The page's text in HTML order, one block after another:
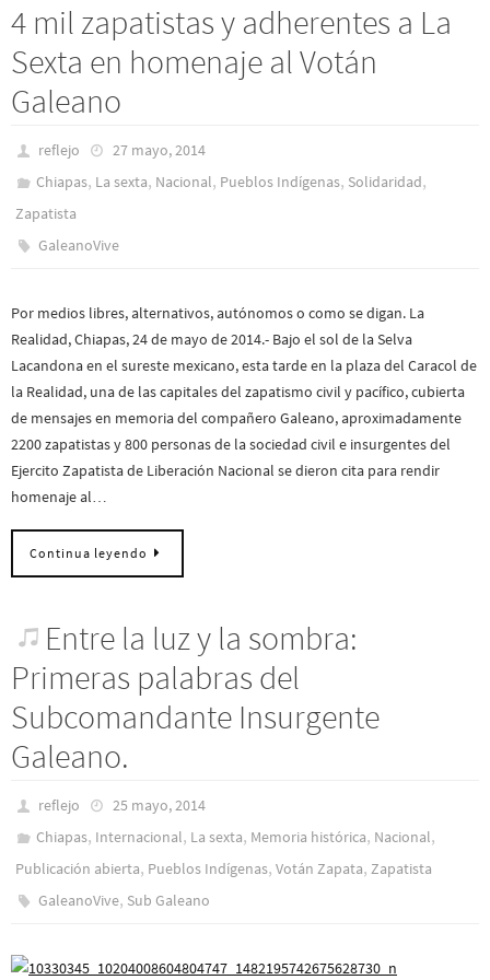
4 mil zapatistas y adherentes a La
Sexta en homenaje al Votán
Galeano
reflejo
27 mayo, 2014
Chiapas, La sexta, Nacional, Pueblos Indí­genas, Solidaridad,
Zapatista
GaleanoVive
Por medios libres, alternativos, autónomos o como se digan. La
Realidad, Chiapas, 24 de mayo de 2014.- Bajo el sol de la Selva
Lacandona en el sureste mexicano, esta tarde en la plaza del Caracol de
la Realidad, una de las capitales del zapatismo civil y pacífico, cubierta
de mensajes en memoria del compañero Galeano, aproximadamente
2200 zapatistas y 800 personas de la sociedad civil e insurgentes del
Ejercito Zapatista de Liberación Nacional se dieron cita para rendir
homenaje al…
Continua leyendo
Entre la luz y la sombra:
Primeras palabras del
Subcomandante Insurgente
Galeano.
reflejo
25 mayo, 2014
Chiapas, Internacional, La sexta, Memoria histórica, Nacional,
Publicación abierta, Pueblos Indí­genas, Votán Zapata, Zapatista
GaleanoVive, Sub Galeano